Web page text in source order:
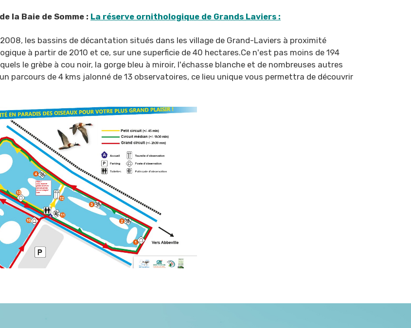
la Baie de Somme : La réserve ornithologique de Grands Laviers :
les bassins de décantation situés dans les village de Grand-Laviers à proximité
à partir de 2010 et ce, sur une superficie de 40 hectares.Ce n'est pas moins de 194
le grèbe à cou noir, la gorge bleu à miroir, l'échasse blanche et de nombreuses autres
parcours de 4 kms jalonné de 13 observatoires, ce lieu unique vous permettra de découvrir